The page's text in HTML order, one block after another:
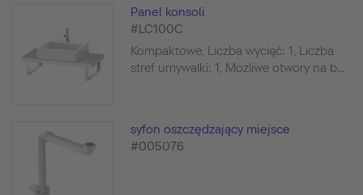
Panel konsoli
#LC100C
Kompaktowe, Liczba wycięć: 1, Liczba
stref umywalki: 1, Możliwe otwory na b...
syfon oszczędzający miejsce
#005076